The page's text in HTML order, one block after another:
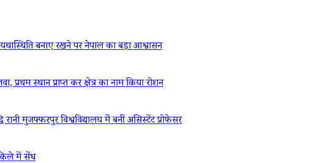
बनाए रखने पर नेपाल का बड़ा आश्वासन
स्थान प्राप्त कर क्षेत्र का नाम किया रोशन
रानी मुजफ्फरपुर विश्वविद्यालय में बनीं असिस्टेंट प्रोफेसर
में सेंध